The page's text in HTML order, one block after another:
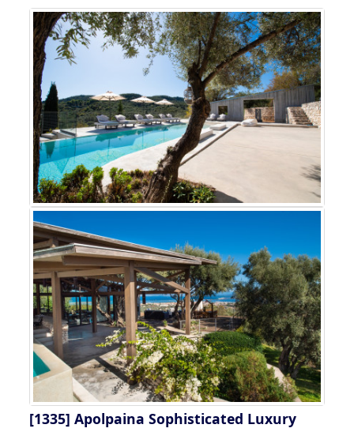
[1335] Apolpaina Sophisticated Luxury